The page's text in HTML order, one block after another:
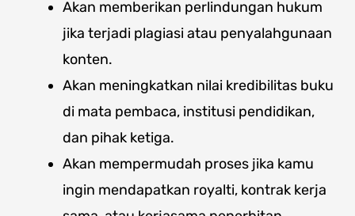
Akan memberikan perlindungan hukum
jika terjadi plagiasi atau penyalahgunaan
konten.
Akan meningkatkan nilai kredibilitas buku
di mata pembaca, institusi pendidikan,
dan pihak ketiga.
Akan mempermudah proses jika kamu
ingin mendapatkan royalti, kontrak kerja